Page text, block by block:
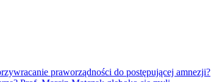
praworządności do postępującej amnezji?